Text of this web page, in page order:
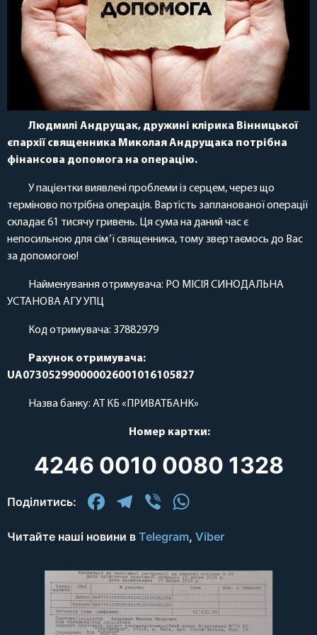
Людмилі Андрущак, дружині клірика Вінницької
єпархії священника Миколая Андрущака потрібна
фінансова допомога на операцію.
У пацієнтки виявлені проблеми із серцем, через що
терміново потрібна операція. Вартість запланованої операції
складає 61 тисячу гривень. Ця сума на даний час є
непосильною для сімʼї священника, тому звертаємось до Вас
за допомогою!
Найменування отримувача: РО МІСІЯ СИНОДАЛЬНА
УСТАНОВА АГУ УПЦ
Код отримувача: 37882979
Рахунок отримувача:
UA073052990000026001016105827
Назва банку: АТ КБ «ПРИВАТБАНК»
Номер картки:
4246 0010 0080 1328
Поділитись: Facebook
Telegram
Viber
Читайте наші новини в Telegram, Viber